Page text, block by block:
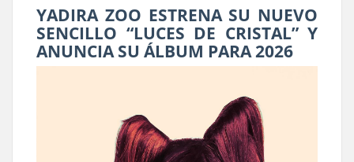
YADIRA ZOO ESTRENA SU NUEVO
SENCILLO “LUCES DE CRISTAL” Y
ANUNCIA SU ÁLBUM PARA 2026